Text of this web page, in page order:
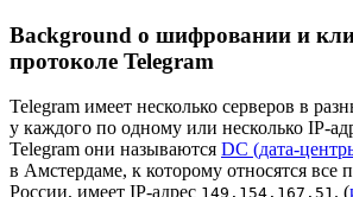
Background о шифровании и
протоколе Telegram
Telegram имеет несколько серверов в
у каждого по одному или несколько IP-
Telegram они называются DC (дата-
в Амстердаме, к которому относятся все
России, имеет IP-адрес 149.154.167.51. (